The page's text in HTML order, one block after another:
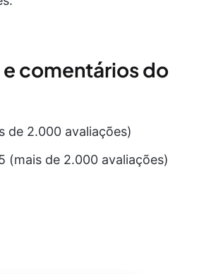
comentários do
de 2.000 avaliações)
(mais de 2.000 avaliações)